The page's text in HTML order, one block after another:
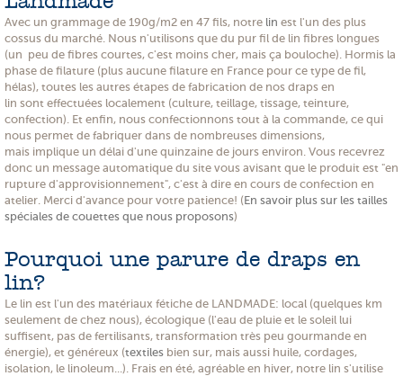
Avec un grammage de 190g/m2 en 47 fils, notre lin est l'un des plus
cossus du marché. Nous n'utilisons que du pur fil de lin fibres longues
(un peu de fibres courtes, c'est moins cher, mais ça bouloche). Hormis la
phase de filature (plus aucune filature en France pour ce type de fil,
hélas), toutes les autres étapes de fabrication de nos draps en
lin sont effectuées localement (culture, teillage, tissage, teinture,
confection). Et enfin, nous confectionnons tout à la commande, ce qui
nous permet de fabriquer dans de nombreuses dimensions,
mais implique un délai d'une quinzaine de jours environ. Vous recevrez
donc un message automatique du site vous avisant que le produit est "en
rupture d'approvisionnement", c'est à dire en cours de confection en
atelier. Merci d'avance pour votre patience! (En savoir plus sur les tailles
spéciales de couettes que nous proposons)
Pourquoi une parure de draps en
lin?
Le lin est l'un des matériaux fétiche de LANDMADE: local (quelques km
seulement de chez nous), écologique (l'eau de pluie et le soleil lui
suffisent, pas de fertilisants, transformation très peu gourmande en
énergie), et généreux (textiles bien sur, mais aussi huile, cordages,
isolation, le linoleum...). Frais en été, agréable en hiver, notre lin s'utilise